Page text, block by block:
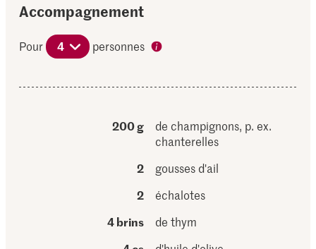
Accompagnement
Pour 4 personnes
200 g
de champignons, p. ex.
chanterelles
2
gousses d'ail
2
échalotes
4 brins
de thym